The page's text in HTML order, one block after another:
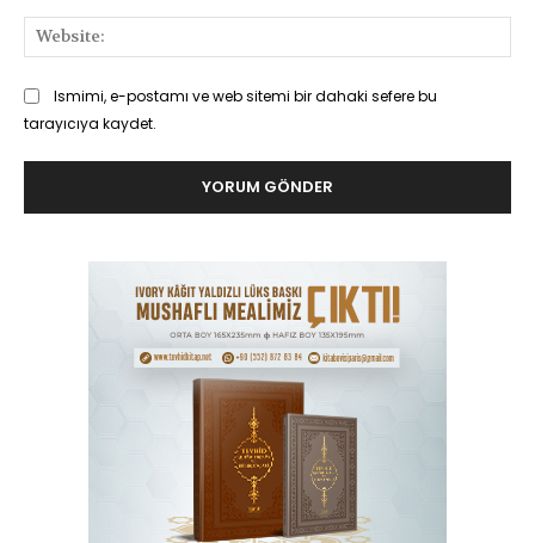
Ismimi, e-postamı ve web sitemi bir dahaki sefere bu
tarayıcıya kaydet.